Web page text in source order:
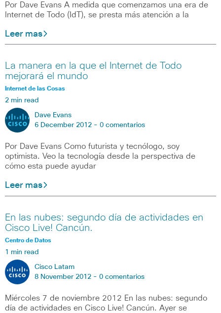
Por Dave Evans A medida que comenzamos una era de
Internet de Todo (IdT), se presta más atención a la
Leer mas
La manera en la que el Internet de Todo
mejorará el mundo
Internet de las Cosas
2 min read
Dave Evans
6 December 2012 - 0 comentarios
Por Dave Evans Como futurista y tecnólogo, soy
optimista. Veo la tecnología desde la perspectiva de
cómo esta puede ayudar
Leer mas
En las nubes: segundo día de actividades en
Cisco Live! Cancún.
Centro de Datos
1 min read
Cisco Latam
8 November 2012 - 0 comentarios
Miércoles 7 de noviembre 2012 En las nubes: segundo
día de actividades en Cisco Live! Cancún. Ayer se